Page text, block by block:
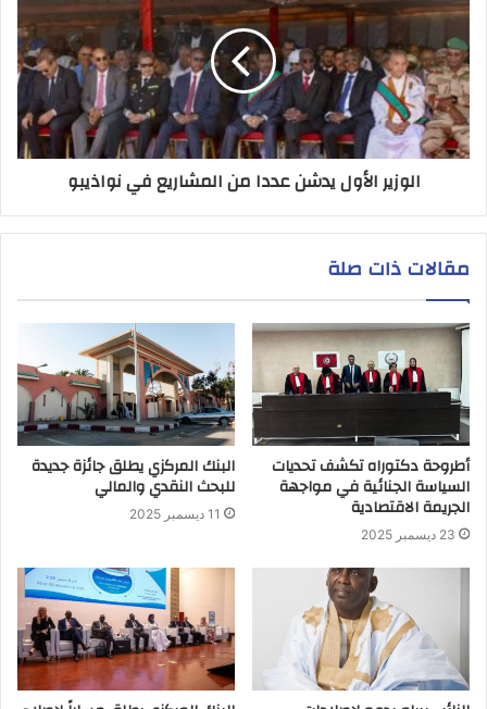
الوزير الأول يدشن عددا من المشاريع في نواذيبو
مقالات ذات صلة
أطروحة دكتوراه تكشف تحديات
السياسة الجنائية في مواجهة
الجريمة الاقتصادية
23 ديسمبر 2025
البنك المركزي يطلق جائزة جديدة
للبحث النقدي والمالي
11 ديسمبر 2025